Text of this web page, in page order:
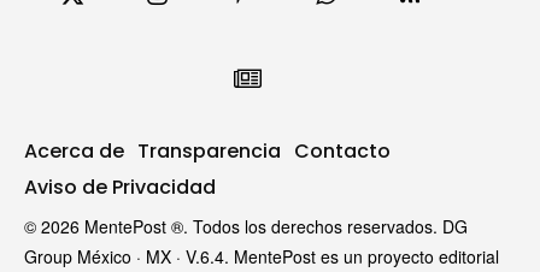
Acerca de Transparencia Contacto
Aviso de Privacidad
© 2026 MentePost ®. Todos los derechos reservados. DG
Group México · MX · V.6.4. MentePost es un proyecto editorial